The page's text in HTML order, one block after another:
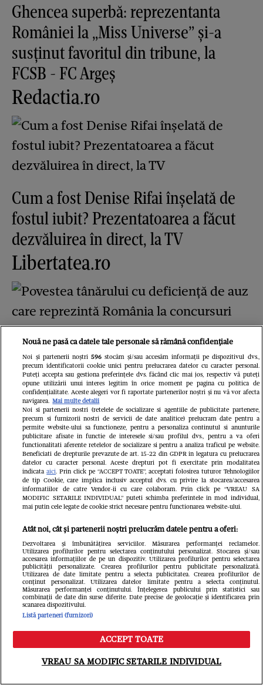
Ghencea superbă: reprezentanta
României la „Miss Universe” și-a
susținut favoritul din tribune, la
FCSB - FC Argeș
Redactia.ro
Cum a fost Denise Rifai înșelată de
fostul iubit? Prezentatoarea a făcut
dezvăluirea în direct, la TV
Libertatea.ro
Povestea tânărului cu deficiență de
auz care reprezintă România la
concursuri mondiale de frumusețe:
„Limitele există doar atunci când
renunțăm la visurile noastre”
Meniu Caută
Nouă ne pasă ca datele tale personale să rămână confidențiale
Noi și partenerii noștri 596stocăm și/sau accesăm informații pe dispozitivul dvs.,
precum identificatorii cookie unici pentru prelucrarea datelor cu caracter personal.
Puteți accepta sau gestiona preferințele dvs. făcând clic mai jos, respectiv vă puteți
opune utilizării unui interes legitim în orice moment pe pagina cu politica de
confidențialitate. Aceste alegeri vor fi raportate partenerilor noștri și nu vă vor afecta
navigarea. Mai multe detalii
Noi si partenerii nostri (retelele de socializare si agentiile de publicitate partenere,
precum si furnizorii nostri de servicii de date analitice) prelucram date pentru a
permite website-ului sa functioneze, pentru a personaliza continutul si anunturile
publicitare afisate in functie de interesele si/sau profilul dvs., pentru a va oferi
functionalitati aferente retelelor de socializare si pentru a analiza traficul pe website.
Beneficiati de drepturile prevazute de art. 15-22 din GDPR in legatura cu prelucrarea
datelor cu caracter personal. Aceste drepturi pot fi exercitate prin modalitatea
indicataaici. Prin click pe “ACCEPT TOATE”, acceptati folosirea tuturor Tehnologiilor
de tip Cookie, care implica inclusiv acceptul dvs. cu privire la stocarea/accesarea
informatiilor de catre Vendor-ii cu care colaboram. Prin click pe “VREAU SA
MODIFIC SETARILE INDIVIDUAL” puteti schimba preferintele in mod individual,
mai putin cele legate de cookie strict necesare pentru functionarea website-ului.
Atât noi, cât și partenerii noștri prelucrăm datele pentru a oferi:
Dezvoltarea și îmbunătățirea serviciilor. Măsurarea performanței reclamelor.
Utilizarea profilurilor pentru selectarea conținutului personalizat. Stocarea și/sau
accesarea informațiilor de pe un dispozitiv. Utilizarea profilurilor pentru selectarea
publicității personalizate. Crearea profilurilor pentru publicitate personalizată.
Utilizarea de date limitate pentru a selecta publicitatea. Crearea profilurilor de
conținut personalizat. Utilizarea datelor limitate pentru a selecta conținutul.
Măsurarea performanței conținutului. Înțelegerea publicului prin statistici sau
combinații de date din surse diferite. Date precise de geolocație și identificarea prin
scanarea dispozitivului.
Listă parteneri (furnizori)
ACCEPT TOATE
VREAU SA MODIFIC SETARILE INDIVIDUAL